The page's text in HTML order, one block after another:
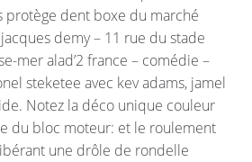
protège dent boxe du marché
demy – 11 rue du stade
mer alad’2 france – comédie –
steketee avec kev adams, jamel
Notez la déco unique couleur
du bloc moteur: et le roulement
une drôle de rondelle